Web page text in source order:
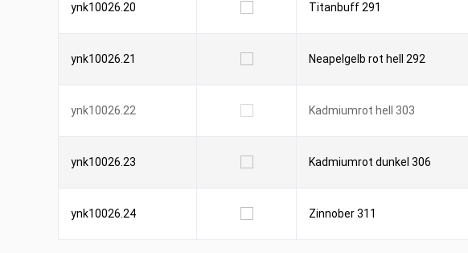
ynk10026.20 Titanbuff 291
ynk10026.21 Neapelgelb rot hell 292
ynk10026.22 Kadmiumrot hell 303
ynk10026.23 Kadmiumrot dunkel 306
ynk10026.24 Zinnober 311